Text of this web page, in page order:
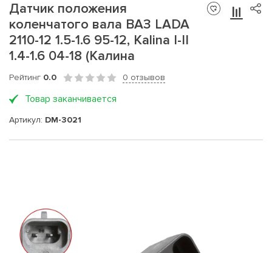
Датчик положения
коленчатого вала ВАЗ LADA
2110-12 1.5-1.6 95-12, Kalina I-II
1.4-1.6 04-18 (Калина
Рейтинг 0.0 0 отзывов
Товар заканчивается
Артикул: DM-3021